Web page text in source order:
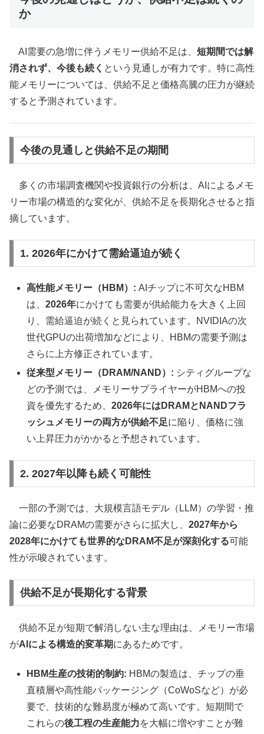
か
AI需要の急増に伴うメモリー供給不足は、 短期間では解
消されず、今後も続く という見通しが有力です。特に高性
能メモリーについては、供給不足と価格高騰の圧力が継続
すると予測されています。
今後の見通しと供給不足の期間
多くの市場調査機関や投資銀行の分析は、AIによるメモ
リー市場の構造的な変化が、供給不足を長期化させると指
摘しています。
1. 2026年にかけて需給逼迫が続く
高性能メモリー（HBM）: AIチップに不可欠なHBM
は、2026年にかけても需要が供給能力を大きく上回
り、需給逼迫が続くと見られています。NVIDIAの次
世代GPUの出荷増加などにより、HBMの需要予測は
さらに上方修正されています。
従来型メモリー（DRAM/NAND）: シティグループな
どの予測では、メモリーサプライヤーがHBMへの投
資を優先するため、2026年にはDRAMとNANDフラ
ッシュメモリーの両方が供給不足に陥り、価格に強
い上昇圧力がかかると予想されています。
2. 2027年以降も続く可能性
一部の予測では、大規模言語モデル（LLM）の学習・推
論に必要なDRAMの需要がさらに拡大し、 2027年から
2028年にかけても世界的なDRAM不足が深刻化する可能
性が示唆されています。
供給不足が長期化する背景
供給不足が短期で解消しない主な理由は、メモリー市場
がAIによる構造的変革期にあるためです。
HBM生産の技術的制約: HBMの製造は、チップの垂
直積層や高性能パッケージング（CoWoSなど）が必
要で、技術的な難易度が極めて高いです。短期間で
これらの後工程の生産能力を大幅に増やすことが難